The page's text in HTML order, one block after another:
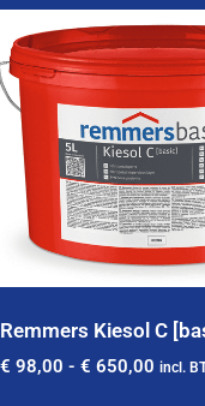
Remmers Kiesol C
€ 98,00 - € 650,00 incl.